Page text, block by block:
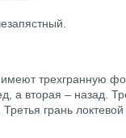
трехгранную
а вторая – назад.
грань